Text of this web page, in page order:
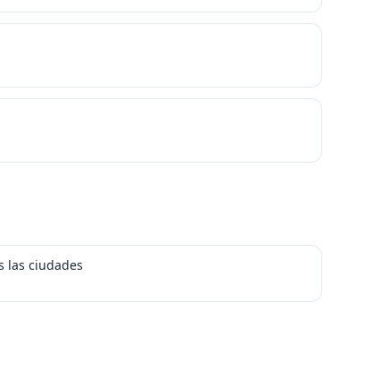
las ciudades